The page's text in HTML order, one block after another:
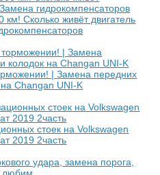
Сколько живёт двигатель
| Замена передних
Changan UNI-K
стоек на Volkswagen
2019 2часть